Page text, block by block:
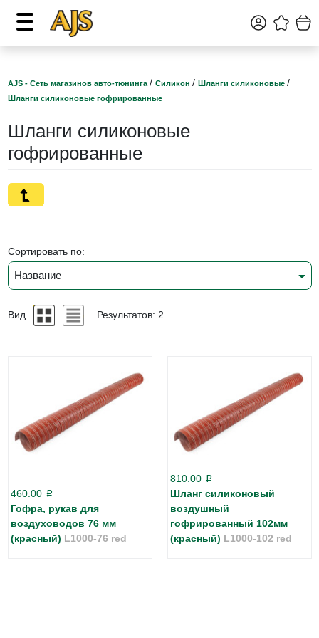
AJS - Сеть магазинов авто-тюнинга / Силикон / Шланги силиконовые /
Шланги силиконовые гофрированные
Шланги силиконовые
гофрированные
Сортировать по:
Название
Вид Результатов: 2
460.00 p
Гофра, рукав для
воздуховодов 76 мм
(красный) L1000-76 red
810.00 p
Шланг силиконовый
воздушный
гофрированный 102мм
(красный) L1000-102 red